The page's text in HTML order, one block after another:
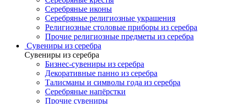
Серебряные иконы
Серебряные религиозные украшения
Религиозные столовые приборы из серебра
Прочие религиозные предметы из серебра
Сувениры из серебра
Сувениры из серебра
Бизнес-сувениры из серебра
Декоративные панно из серебра
Талисманы и символы года из серебра
Серебряные напёрстки
Прочие сувениры